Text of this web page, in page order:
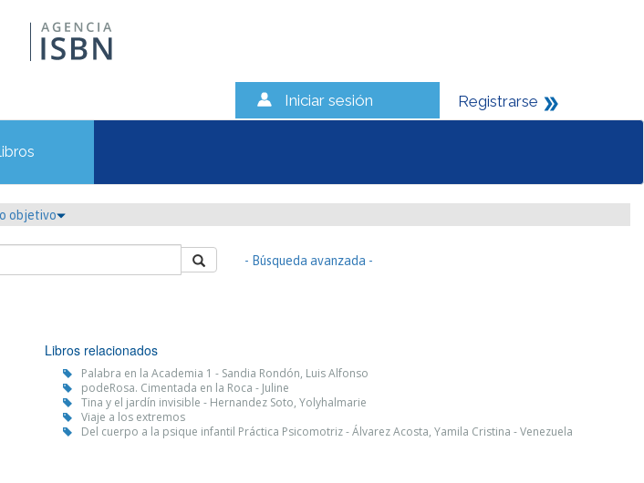
Iniciar sesión Registrarse
objetivo
- Búsqueda avanzada -
Libros relacionados
Palabra en la Academia 1 - Sandia Rondón, Luis Alfonso
podeRosa. Cimentada en la Roca - Juline
Tina y el jardín invisible - Hernandez Soto, Yolyhalmarie
Viaje a los extremos
Del cuerpo a la psique infantil Práctica Psicomotriz - Álvarez Acosta, Yamila Cristina - Venezuela